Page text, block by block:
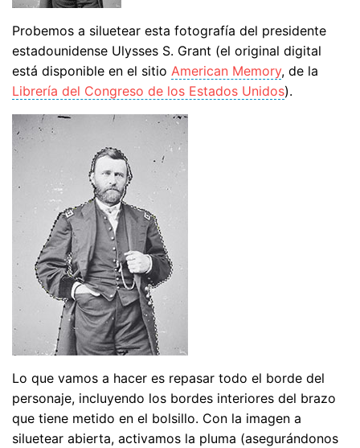
Probemos a siluetear esta fotografía del presidente
estadounidense Ulysses S. Grant (el original digital
está disponible en el sitio American Memory, de la
Librería del Congreso de los Estados Unidos).
Lo que vamos a hacer es repasar todo el borde del
personaje, incluyendo los bordes interiores del brazo
que tiene metido en el bolsillo. Con la imagen a
siluetear abierta, activamos la pluma (asegurándonos